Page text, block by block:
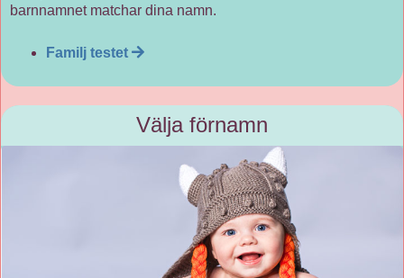
barnnamnet matchar dina namn.
Familj testet
Välja förnamn